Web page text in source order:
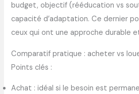
budget, objectif (rééducation vs
capacité d’adaptation. Ce dernier
ceux qui ont une approche durable
Comparatif pratique : acheter vs
Points clés :
Achat : idéal si le besoin est